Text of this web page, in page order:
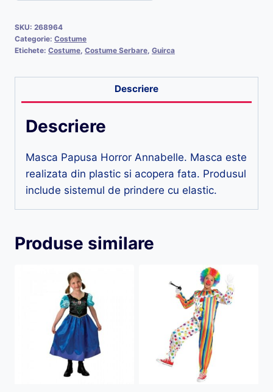
SKU: 268964
Categorie: Costume
Etichete: Costume Costume Serbare Guirca
Descriere
Descriere
Masca Papusa Horror Annabelle. Masca este
realizata din plastic si acopera fata. Produsul
include sistemul de prindere cu elastic.
Produse similare